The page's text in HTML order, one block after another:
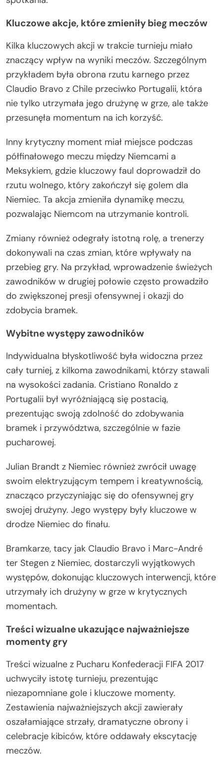
Kluczowe akcje, które zmieniły bieg meczów
Kilka kluczowych akcji w trakcie turnieju miało
znaczący wpływ na wyniki meczów. Szczególnym
przykładem była obrona rzutu karnego przez
Claudio Bravo z Chile przeciwko Portugalii, która
nie tylko utrzymała jego drużynę w grze, ale także
przesunęła momentum na ich korzyść.
Inny krytyczny moment miał miejsce podczas
półfinałowego meczu między Niemcami a
Meksykiem, gdzie kluczowy faul doprowadził do
rzutu wolnego, który zakończył się golem dla
Niemiec. Ta akcja zmieniła dynamikę meczu,
pozwalając Niemcom na utrzymanie kontroli.
Zmiany również odegrały istotną rolę, a trenerzy
dokonywali na czas zmian, które wpływały na
przebieg gry. Na przykład, wprowadzenie świeżych
zawodników w drugiej połowie często prowadziło
do zwiększonej presji ofensywnej i okazji do
zdobycia bramek.
Wybitne występy zawodników
Indywidualna błyskotliwość była widoczna przez
cały turniej, z kilkoma zawodnikami, którzy stawali
na wysokości zadania. Cristiano Ronaldo z
Portugalii był wyróżniającą się postacią,
prezentując swoją zdolność do zdobywania
bramek i przywództwa, szczególnie w fazie
pucharowej.
Julian Brandt z Niemiec również zwrócił uwagę
swoim elektryzującym tempem i kreatywnością,
znacząco przyczyniając się do ofensywnej gry
swojej drużyny. Jego występy były kluczowe w
drodze Niemiec do finału.
Bramkarze, tacy jak Claudio Bravo i Marc-André
ter Stegen z Niemiec, dostarczyli wyjątkowych
występów, dokonując kluczowych interwencji, które
utrzymały ich drużyny w grze w krytycznych
momentach.
Treści wizualne ukazujące najważniejsze
momenty gry
Treści wizualne z Pucharu Konfederacji FIFA 2017
uchwyciły istotę turnieju, prezentując
niezapomniane gole i kluczowe momenty.
Zestawienia najważniejszych akcji zawierały
oszałamiające strzały, dramatyczne obrony i
celebracje kibiców, które oddawały ekscytację
meczów.